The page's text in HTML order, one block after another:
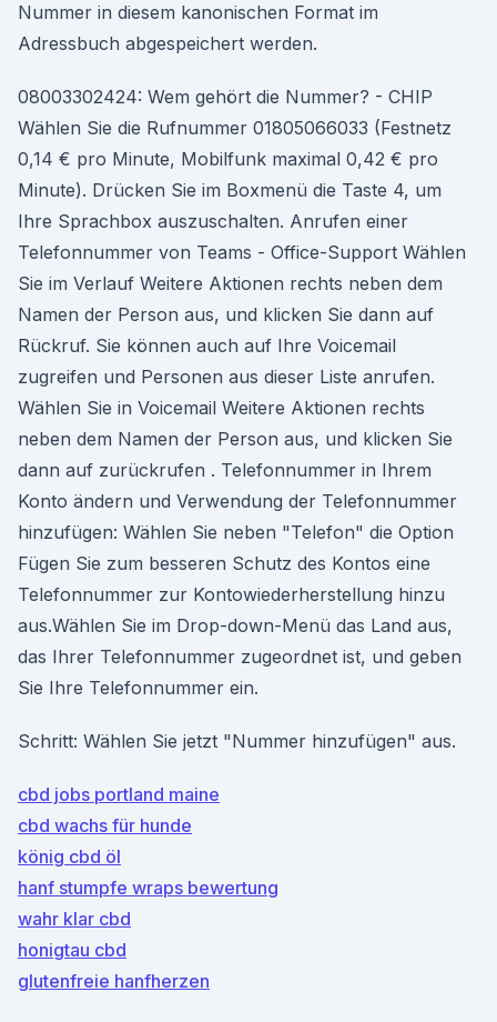
Nummer in diesem kanonischen Format im
Adressbuch abgespeichert werden.
08003302424: Wem gehört die Nummer? - CHIP
Wählen Sie die Rufnummer 01805066033 (Festnetz
0,14 € pro Minute, Mobilfunk maximal 0,42 € pro
Minute). Drücken Sie im Boxmenü die Taste 4, um
Ihre Sprachbox auszuschalten. Anrufen einer
Telefonnummer von Teams - Office-­Support Wählen
Sie im Verlauf Weitere Aktionen rechts neben dem
Namen der Person aus, und klicken Sie dann auf
Rückruf. Sie können auch auf Ihre Voicemail
zugreifen und Personen aus dieser Liste anrufen.
Wählen Sie in Voicemail Weitere Aktionen rechts
neben dem Namen der Person aus, und klicken Sie
dann auf zurückrufen . Telefonnummer in Ihrem
Konto ändern und Verwendung der Telefonnummer
hinzufügen: Wählen Sie neben "Telefon" die Option
Fügen Sie zum besseren Schutz des Kontos eine
Telefonnummer zur Kontowiederherstellung hinzu
aus.Wählen Sie im Drop-down-Menü das Land aus,
das Ihrer Telefonnummer zugeordnet ist, und geben
Sie Ihre Telefonnummer ein.
Schritt: Wählen Sie jetzt "Nummer hinzufügen" aus.
cbd jobs portland maine
cbd wachs für hunde
könig cbd öl
hanf stumpfe wraps bewertung
wahr klar cbd
honigtau cbd
glutenfreie hanfherzen